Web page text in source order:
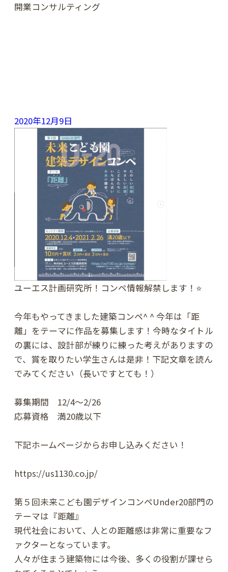
開業コンサルティング
2020年12月9日
ユーエス計画研究所！コンペ情報解禁します！⭐️
今年もやってきました建築コンペ^ ^ 今年は「距
離」をテーマに作品を募集します！今時なタイトル
の裏には、設計部が練りに練った考えがありますの
で、賞を取りたい学生さんは是非！下記文章を読ん
でみてください（長いですとても！）
募集期間 12/4〜2/26
応募資格 満20歳以下
下記ホームページからお申し込みください！
https://us1130.co.jp/
第５回未来こども園デザインコンペUnder20部門の
テーマは『距離』
現代社会において、人との距離感は非常に重要なフ
ァクターとなっています。
人々が住まう建築物には今後、多くの役割が課せら